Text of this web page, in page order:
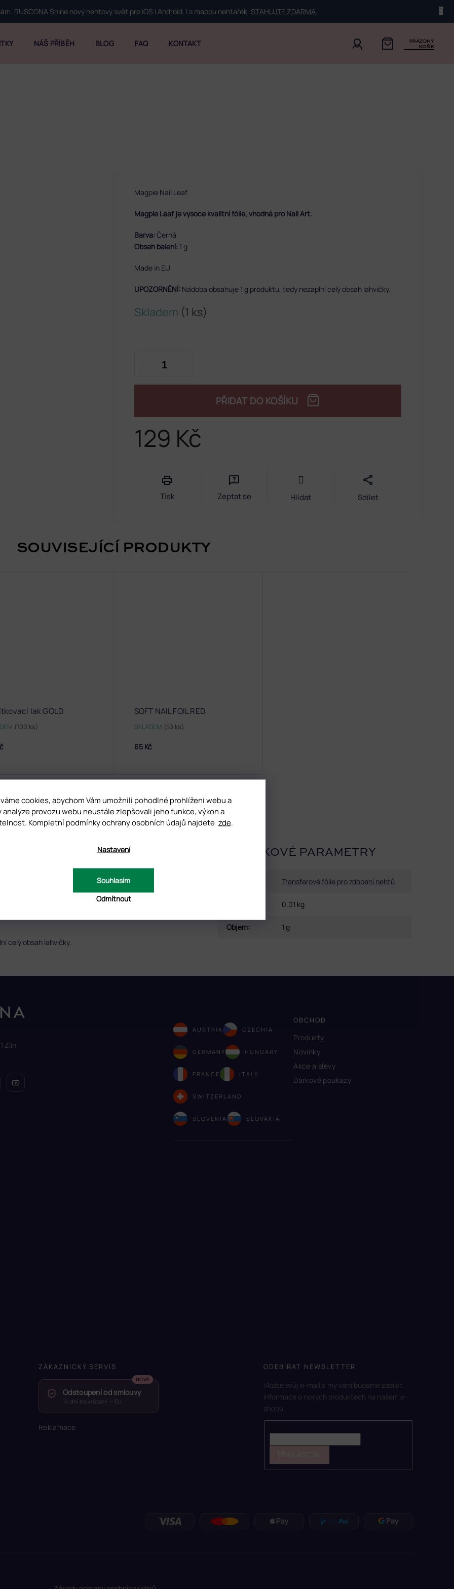
cookies, abychom Vám umožnili pohodlné prohlížení webu a
analýze provozu webu neustále zlepšovali jeho funkce, výkon a
Kompletní podmínky ochrany osobních údajů najdete zde.
Nastavení
Odmítnout
Souhlasím
RUSCONA Shine nový nehtový svět pro iOS i Android. I s mapou nehtařek. STAHUJTE ZDARMA.
PRÁZDNÝ
KOŠÍK
NÁŠ PŘÍBĚH BLOG FAQ KONTAKT
129 Kč
Skladem (1 ks)
PŘIDAT DO KOŠÍKU
Magpie Nail Leaf
Magpie Leaf je vysoce kvalitní fólie, vhodná pro Nail Art.
Barva: Černá
Obsah balení: 1 g
Made in EU
UPOZORNĚNÍ: Nádoba obsahuje 1 g produktu, tedy nezaplní celý obsah lahvičky.
Tisk Zeptat se Hlídat Sdílet
SOUVISEJÍCÍ PRODUKTY
lak GOLD
(100 ks)
SOFT NAIL FOIL RED
SKLADEM (53 ks)
65 Kč
DISKUZE
celý obsah lahvičky.
DOPLŇKOVÉ PARAMETRY
Transferové fólie pro zdobení nehtů
0.01 kg
Objem: 1 g
Zlín
AUSTRIA CZECHIA
GERMANY HUNGARY
FRANCE ITALY
SWITZERLAND
SLOVENIA SLOVAKIA
OBCHOD
Produkty
Novinky
Akce a slevy
Dárkové poukazy
ZÁKAZNICKÝ SERVIS
Odstoupení od smlouvy
14 dní na vrácení — EU
Reklamace
ODEBÍRAT NEWSLETTER
Vložte svůj e-mail a my vám budeme zasílat
informace o nových produktech na našem e-
shopu.